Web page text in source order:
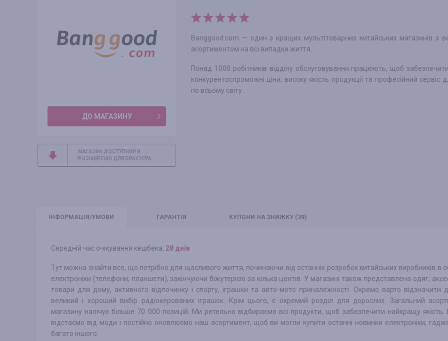
ДО МАГАЗИНУ
МАГАЗИН ДОСТУПНИЙ В
РОЗШИРЕННІ ДЛЯ БРАУЗЕРА
Banggood.com — один з кращих мультітоварних китайських магазинів з
асортиментом на всі випадки життя.
Понад 1000 робітників відділу обслуговування працюють, щоб
конкурентоспроможні ціни, високу якість продукції та професійний сервіс
по всьому світу.
ІНФО РМАЦІЯ/УМОВИ ГАРАНТІЯ КУПОНИ НА ЗНИЖКУ (39)
Середній час очікування кешбека: 28 днів
Тут можна знайти все, що потрібно для щасливого життя, починаючи від останніх розробок китайських виробників в
електроніки (телефони, планшети), закінчуючи біжутерією за кілька центів. У магазині також представлена ​​одяг,
товари для дому, активного відпочинку і спорту, іграшки та авто-мото приналежності. Окремо варто відзначити
великий і хороший вибір радіокерованих іграшок. Крім цього, є окремий розділ для дорослих. Загальний
магазину налічує більше 70 000 позицій. Ми ретельно відбираємо всі продукти, щоб забезпечити найкращу
відстаємо від моди і постійно оновлюємо наш асортимент, щоб ви могли купити останні новинки електроніки,
багато іншого.